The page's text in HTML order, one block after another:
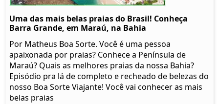
Uma das mais belas praias do Brasil! Conheça
Barra Grande, em Maraú, na Bahia
Por Matheus Boa Sorte. Você é uma pessoa
apaixonada por praias? Conhece a Península de
Maraú? Quais as melhores praias da nossa Bahia?
Episódio pra lá de completo e recheado de belezas do
nosso Boa Sorte Viajante! Você vai conhecer as mais
belas praias